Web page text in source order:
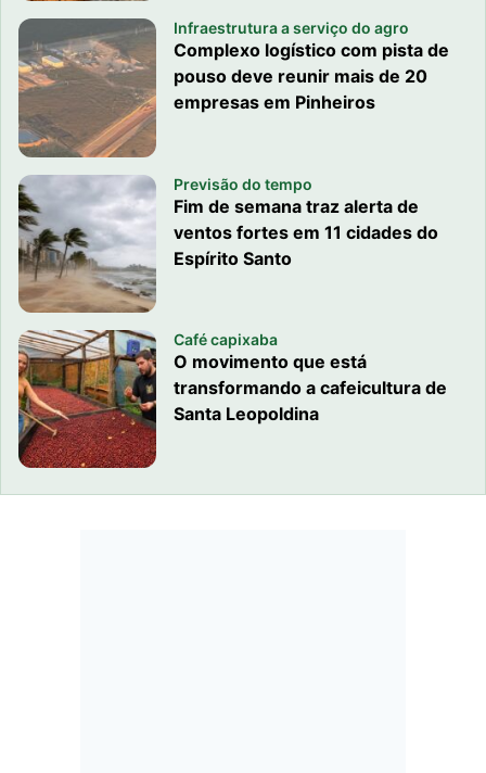
Infraestrutura a serviço do agro
Complexo logístico com pista de
pouso deve reunir mais de 20
empresas em Pinheiros
Previsão do tempo
Fim de semana traz alerta de
ventos fortes em 11 cidades do
Espírito Santo
Café capixaba
O movimento que está
transformando a cafeicultura de
Santa Leopoldina